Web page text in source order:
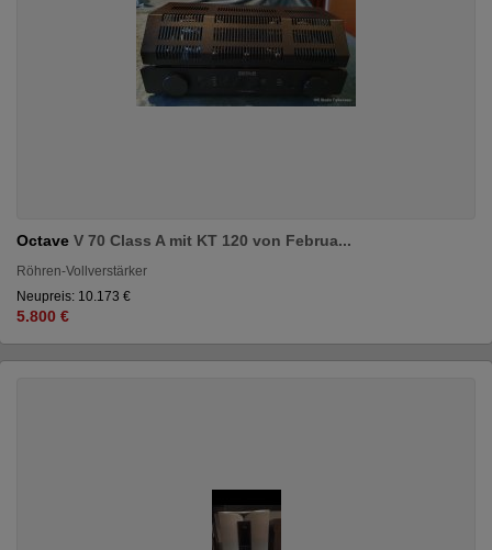
Octave V 70 Class A mit KT 120 von Februa...
Röhren-Vollverstärker
Neupreis: 10.173 €
5.800 €